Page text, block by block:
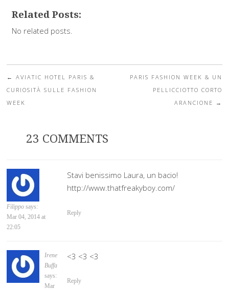
Related Posts:
No related posts.
Post navigation
← AVIATIC HOTEL PARIS &
CURIOSITÀ SULLE FASHION
WEEK
PARIS FASHION WEEK & UN
PELLICCIOTTO CORTO
ARANCIONE →
23 COMMENTS
Filippo says:
Mar 04, 2014 at
22:05
Stavi benissimo Laura, un bacio!
http://www.thatfreakyboy.com/
Reply
Irene
Buffa
says:
Mar
<3 <3 <3
Reply